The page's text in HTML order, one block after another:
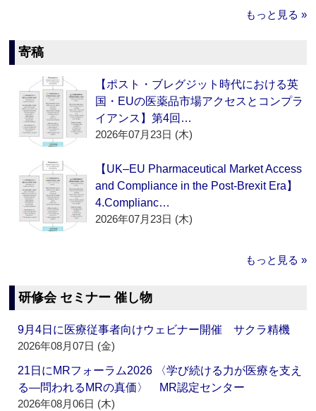
もっと見る »
寄稿
【ポスト・ブレグジット時代における英
国・EUの医薬品市場アクセスとコンプラ
イアンス】第4回…
2026年07月23日 (木)
【UK–EU Pharmaceutical Market Access
and Compliance in the Post-Brexit Era】
4.Complianc…
2026年07月23日 (木)
もっと見る »
研修会 セミナー 催し物
9月4日に医療従事者向けウェビナー開催 サクラ精機
2026年08月07日 (金)
21日にMRフォーラム2026 〈学び続ける力が医療を支え
る―問われるMRの真価〉 MR認定センター
2026年08月06日 (木)